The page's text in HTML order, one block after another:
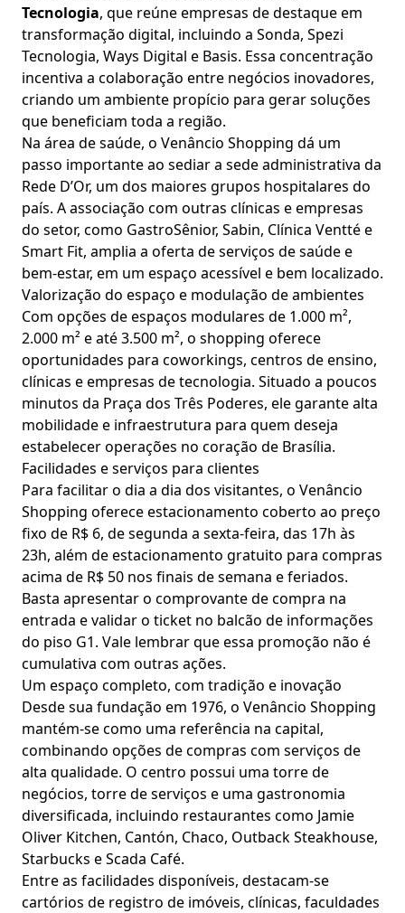
Tecnologia, que reúne empresas de destaque em
transformação digital, incluindo a Sonda, Spezi
Tecnologia, Ways Digital e Basis. Essa concentração
incentiva a colaboração entre negócios inovadores,
criando um ambiente propício para gerar soluções
que beneficiam toda a região.
Na área de saúde, o Venâncio Shopping dá um
passo importante ao sediar a sede administrativa da
Rede D’Or, um dos maiores grupos hospitalares do
país. A associação com outras clínicas e empresas
do setor, como GastroSênior, Sabin, Clínica Ventté e
Smart Fit, amplia a oferta de serviços de saúde e
bem-estar, em um espaço acessível e bem localizado.
Valorização do espaço e modulação de ambientes
Com opções de espaços modulares de 1.000 m²,
2.000 m² e até 3.500 m², o shopping oferece
oportunidades para coworkings, centros de ensino,
clínicas e empresas de tecnologia. Situado a poucos
minutos da Praça dos Três Poderes, ele garante alta
mobilidade e infraestrutura para quem deseja
estabelecer operações no coração de Brasília.
Facilidades e serviços para clientes
Para facilitar o dia a dia dos visitantes, o Venâncio
Shopping oferece estacionamento coberto ao preço
fixo de R$ 6, de segunda a sexta-feira, das 17h às
23h, além de estacionamento gratuito para compras
acima de R$ 50 nos finais de semana e feriados.
Basta apresentar o comprovante de compra na
entrada e validar o ticket no balcão de informações
do piso G1. Vale lembrar que essa promoção não é
cumulativa com outras ações.
Um espaço completo, com tradição e inovação
Desde sua fundação em 1976, o Venâncio Shopping
mantém-se como uma referência na capital,
combinando opções de compras com serviços de
alta qualidade. O centro possui uma torre de
negócios, torre de serviços e uma gastronomia
diversificada, incluindo restaurantes como Jamie
Oliver Kitchen, Cantón, Chaco, Outback Steakhouse,
Starbucks e Scada Café.
Entre as facilidades disponíveis, destacam-se
cartórios de registro de imóveis, clínicas, faculdades